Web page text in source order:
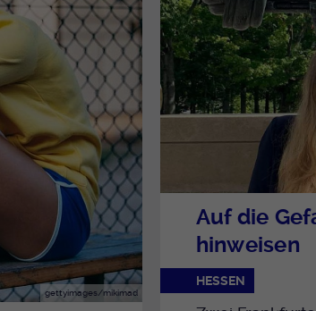
gettyimages/mikimad
Auf die
hinweisen
HESSEN